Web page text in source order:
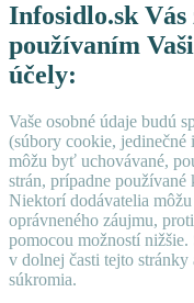
Infosidlo.sk Vás
používaním
účely:
Vaše osobné údaje budú
(súbory cookie, jedinečné
môžu byť uchovávané,
strán, prípadne
Niektorí dodávatelia
oprávneného záujmu,
pomocou možností
v dolnej časti tejto
súkromia.